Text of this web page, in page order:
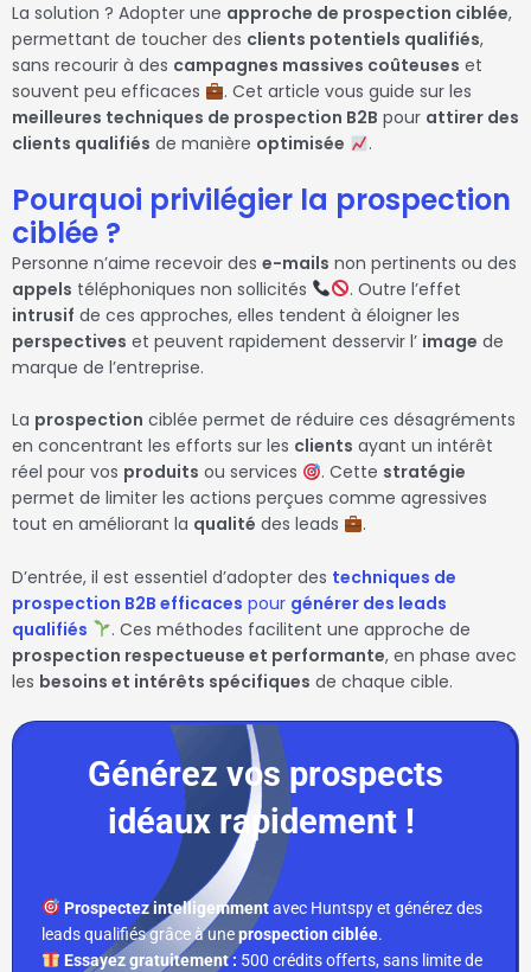
La solution ? Adopter une approche de prospection ciblée,
permettant de toucher des clients potentiels qualifiés,
sans recourir à des campagnes massives coûteuses et
souvent peu efficaces
. Cet article vous guide sur les
meilleures techniques de prospection B2B pour attirer des
clients qualifiés de manière optimisée .
Pourquoi privilégier la prospection
ciblée ?
Personne n’aime recevoir des e-mails non pertinents ou des
appels téléphoniques non sollicités
. Outre l’effet
intrusif de ces approches, elles tendent à éloigner les
perspectives et peuvent rapidement desservir l’ image de
marque de l’entreprise.
La prospection ciblée permet de réduire ces désagréments
en concentrant les efforts sur les clients ayant un intérêt
réel pour vos produits ou services . Cette stratégie
permet de limiter les actions perçues comme agressives
tout en améliorant la qualité des leads .
D’entrée, il est essentiel d’adopter des techniques de
prospection B2B efficaces pour générer des leads
qualifiés
. Ces méthodes facilitent une approche de
prospection respectueuse et performante, en phase avec
les besoins et intérêts spécifiques de chaque cible.
Générez vos prospects
idéaux rapidement !
Prospectez intelligemmentavec Huntspy et générez des
leads qualifiés grâce à uneprospection ciblée.
Essayez gratuitement : 500 crédits offerts, sans limite de